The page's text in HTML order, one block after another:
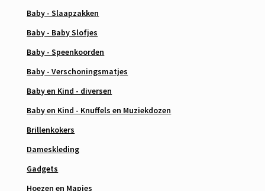
Baby - Slaapzakken
Baby - Baby Slofjes
Baby - Speenkoorden
Baby - Verschoningsmatjes
Baby en Kind - diversen
Baby en Kind - Knuffels en Muziekdozen
Brillenkokers
Dameskleding
Gadgets
Hoezen en Mapjes